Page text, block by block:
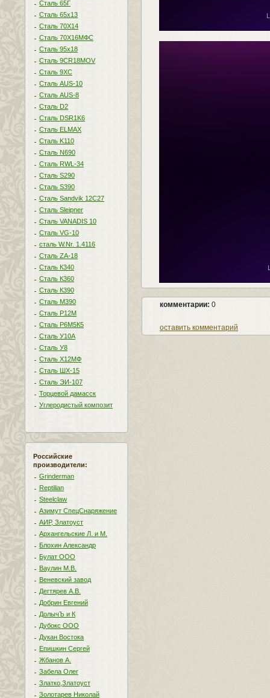
Сталь 65Г
Сталь 65х13
Сталь 70Х14
Сталь 70Х16МФС
Сталь 95х18
Сталь 9CR18MOV
Сталь 9ХС
Сталь AUS-10
Сталь AUS-8
Сталь D2
Сталь DSR1K6
Сталь ELMAX
Сталь K110
Сталь N690
Сталь RWL-34
Сталь S290
Сталь S390
Сталь Sandvik 12C27
Сталь Sleipner
Сталь VANADIS 10
Сталь VG-10
сталь W.Nr. 1.4116
Сталь ZA-18
Сталь К340
Сталь К360
Сталь К390
Сталь М390
Сталь Р12М
Сталь Р6М5К5
Сталь У10А
Сталь У8
Сталь Х12МФ
Сталь ШХ-15
Сталь ЭИ-107
Торцевой дамасск
Углеродистый композит
Российские
производители:
Grinderman
Reptilian
Steelclaw
Азимут СпецСнаряжение
АИР, Златоуст
Архангельские Л. и М.
Блохин Александр
Булат ООО
Ваулин М.В.
Веневский завод
Дегтярев А.В.
Добрин Евгений
ДолычЪ и К
Дубокс ООО
Дукан Востока
Епишкин Сергей
Жбанов А.
Забела Олег
Златко,Златоуст
Золотарев Николай
комментарии: 0
оставить комментарий